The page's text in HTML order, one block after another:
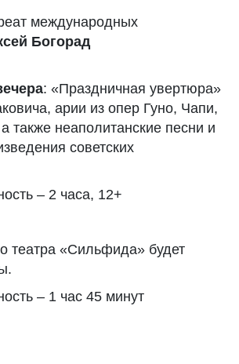
международных
Богорад
: «Праздничная увертюра»
арии из опер Гуно, Чапи,
также неаполитанские песни и
советских
– 2 часа, 12+
театра «Сильфида» будет
– 1 час 45 минут